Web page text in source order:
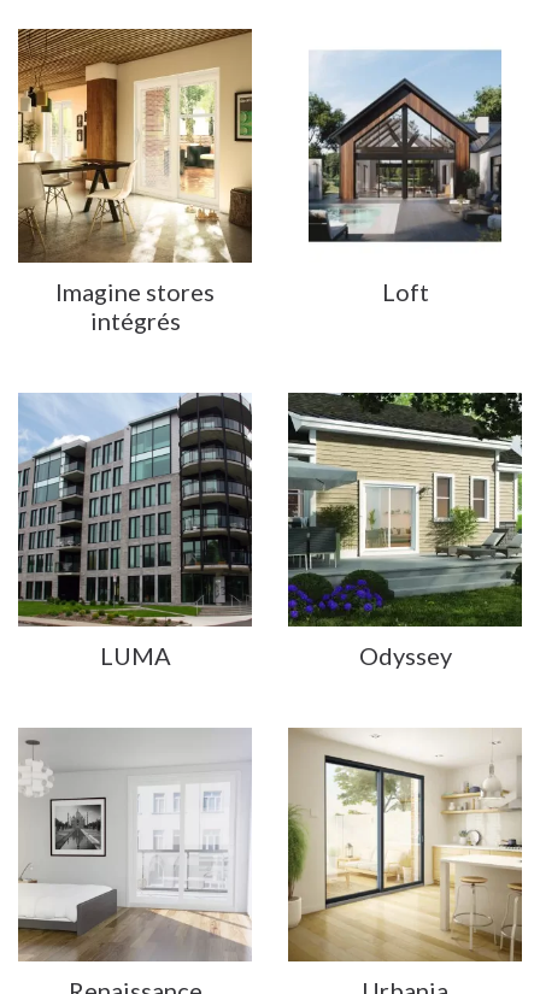
Imagine stores
intégrés
Loft
LUMA Odyssey